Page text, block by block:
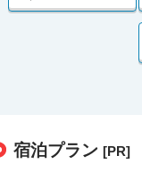
宿泊プラン [PR]